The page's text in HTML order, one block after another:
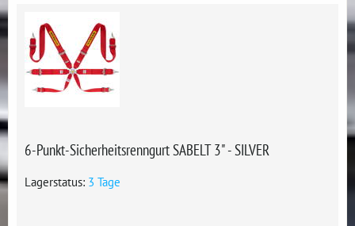
6-Punkt-Sicherheitsrenngurt SABELT 3" - SILVER
Lagerstatus: 3 Tage